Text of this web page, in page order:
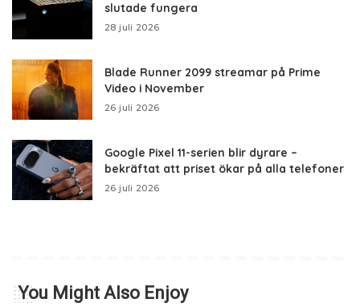
slutade fungera
28 juli 2026
Blade Runner 2099 streamar på Prime
Video i November
26 juli 2026
Google Pixel 11-serien blir dyrare –
bekräftat att priset ökar på alla telefoner
26 juli 2026
You Might Also Enjoy